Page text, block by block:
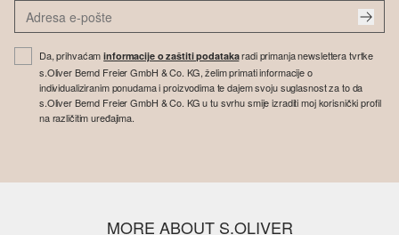
Da, prihvaćaminformacije o zaštiti podatakaradi primanja newslettera tvrtke
s.Oliver Bernd Freier GmbH & Co. KG, želim primati informacije o
individualiziranim ponudama i proizvodima te dajem svoju suglasnost za to da
s.Oliver Bernd Freier GmbH & Co. KG u tu svrhu smije izraditi moj korisnički profil
na različitim uređajima.
MORE ABOUT S.OLIVER